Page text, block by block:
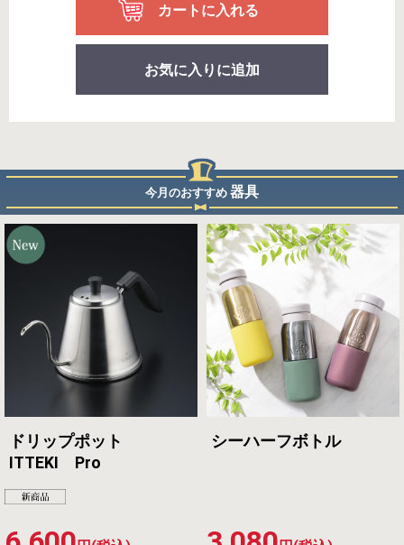
カートに入れる
お気に入りに追加
今月のおすすめ 器具
ドリップポット
ITTEKI Pro
シーハーフボトル